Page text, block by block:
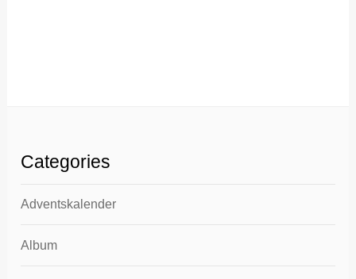
Categories
Adventskalender
Album